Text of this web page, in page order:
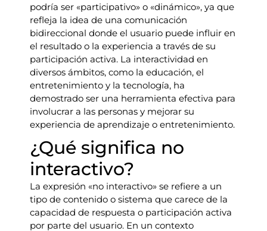
podría ser «participativo» o «dinámico», ya que
refleja la idea de una comunicación
bidireccional donde el usuario puede influir en
el resultado o la experiencia a través de su
participación activa. La interactividad en
diversos ámbitos, como la educación, el
entretenimiento y la tecnología, ha
demostrado ser una herramienta efectiva para
involucrar a las personas y mejorar su
experiencia de aprendizaje o entretenimiento.
¿Qué significa no
interactivo?
La expresión «no interactivo» se refiere a un
tipo de contenido o sistema que carece de la
capacidad de respuesta o participación activa
por parte del usuario. En un contexto